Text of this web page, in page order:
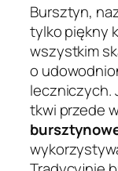
Bursztyn,
tylko piękny
wszystkim
o
leczniczych.
tkwi przede